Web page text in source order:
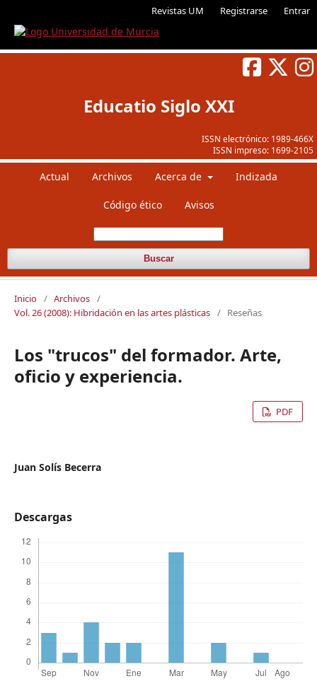
Revistas UM Registrarse Entrar
ISSN electrónico: 1989-466X
ISSN impreso: 1699-2105
Educatio Siglo XXI
Actual Archivos Acerca de Indizada
Código ético Avisos
Buscar
Inicio / Archivos /
Vol. 26 (2008): Hibridación en las artes plásticas / Reseñas
Los "trucos" del formador. Arte,
oficio y experiencia.
PDF
Juan Solís Becerra
Descargas